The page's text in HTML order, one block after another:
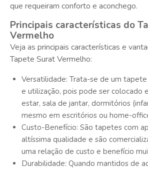
que requeiram conforto e aconchego.
Principais características do
Vermelho
Veja as principais características e
Tapete Surat Vermelho:
Versatilidade: Trata-se de um
e utilização, pois pode ser colocado
estar, sala de jantar, dormitórios
mesmo em escritórios ou home-
Custo-Benefício: São tapetes com
altíssima qualidade e são
uma relação de custo e benefício
Durabilidade: Quando mantidos de